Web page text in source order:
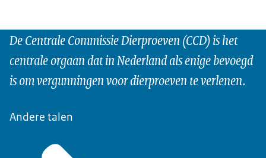
De Centrale Commissie Dierproeven (CCD) is het
centrale orgaan dat in Nederland als enige bevoegd
is om vergunningen voor dierproeven te verlenen.
Andere talen